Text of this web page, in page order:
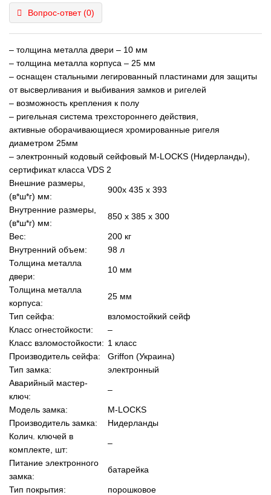
Вопрос-ответ(0)
– толщина металла двери – 10 мм
– толщина металла корпуса – 25 мм
– оснащен стальными легированный пластинами для защиты
от высверливания и выбивания замков и ригелей
– возможность крепления к полу
– ригельная система трехстороннего действия,
активные оборачивающиеся хромированные ригеля
диаметром 25мм
– электронный кодовый сейфовый M-LOCKS (Нидерланды),
сертификат класса VDS 2
Внешние размеры,
(в*ш*г) мм:
900x 435 x 393
Внутренние размеры,
(в*ш*г) мм:
850 x 385 x 300
Вес:
200 кг
Внутренний объем:
98 л
Толщина металла
двери:
10 мм
Толщина металла
корпуса:
25 мм
Тип сейфа:
взломостойкий сейф
Класс огнестойкости:
–
Класс взломостойкости: 1 класс
Производитель сейфа:
Griffon (Украина)
Тип замка:
электронный
Аварийный мастер-
ключ:
–
Модель замка:
M-LOCKS
Производитель замка:
Нидерланды
Колич. ключей в
комплекте, шт:
–
Питание электронного
замка:
батарейка
Тип покрытия:
порошковое